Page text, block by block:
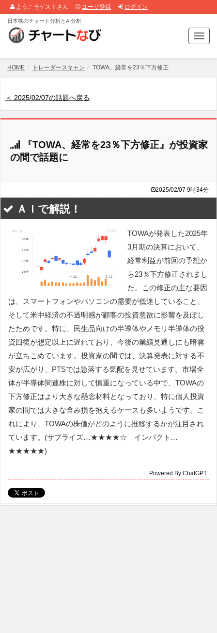
ようこそゲストさん ユーザ登録 ログイン
T
o
g
a
日本株のチャート分析とAI分析
HOME トレーダースキャン TOWA、経常を23％下方修正
＜ 2025/02/07の話題へ戻る
『TOWA、経常を23％下方修正』が投資家
の間で話題に
2025/02/07 9時34分
ＡＩで解説！
TOWAが発表した2025年
3月期の決算において、
経常利益が前回の予想か
ら23％下方修正されまし
た。この修正の主な要因
は、スマートフォンやパソコンの需要が低迷していること、
そして米中経済の不透明感が顧客の投資意欲に影響を及ぼし
たためです。特に、民生品向けの半導体やメモリ半導体の投
資回復が想定以上に遅れており、今後の業績見通しにも暗雲
が立ちこめています。投資家の間では、決算発表に対する不
安が広がり、PTSでは急落する気配を見せています。市場全
体が半導体関連株に対して慎重になっている中で、TOWAの
下方修正はより大きな懸念材料となっており、特に個人投資
家の間では大きな含み損を抱えるケースも多いようです。こ
れにより、TOWAの株価がどのように推移するかが注目され
ています。(サプライズ…★★★★☆ インパクト…
★★★★★)
Powered By ChatGPT